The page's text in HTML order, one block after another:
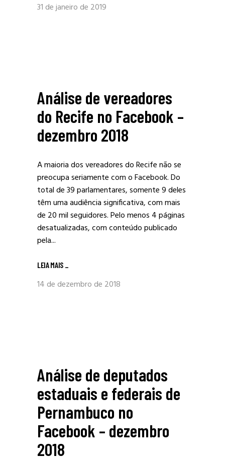
31 de janeiro de 2019
Análise de vereadores
do Recife no Facebook –
dezembro 2018
A maioria dos vereadores do Recife não se
preocupa seriamente com o Facebook. Do
total de 39 parlamentares, somente 9 deles
têm uma audiência significativa, com mais
de 20 mil seguidores. Pelo menos 4 páginas
desatualizadas, com conteúdo publicado
pela...
LEIA MAIS _
14 de dezembro de 2018
Análise de deputados
estaduais e federais de
Pernambuco no
Facebook – dezembro
2018